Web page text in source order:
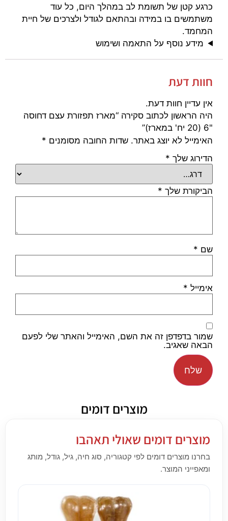
כרגע קטן של תשומת לב במהלך היום, כל עוד
משתמשים בו במידה ובהתאם לגודל ולצרכים של חיית
המחמד.
מידע נוסף על התאמה ושימוש
חוות דעת
אין עדיין חוות דעת.
היה הראשון לכתוב סקירה “מארז תפזורת עצם דחוסה
"6 (20 יח' במארז)”
האימייל לא יוצג באתר. שדות החובה מסומנים *
הדירוג שלך *
הביקורת שלך *
שם *
אימייל *
שמור בדפדפן זה את השם, האימייל והאתר שלי לפעם
הבאה שאגיב.
מוצרים דומים
מוצרים דומים שאולי תאהבו
בחרנו מוצרים דומים לפי קטגוריה, סוג חיה, גיל, גודל, מותג
ומאפייני המוצר.